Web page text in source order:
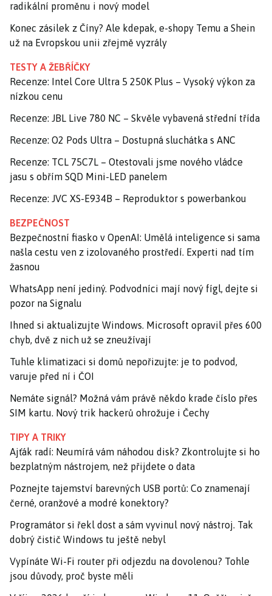
radikální proměnu i nový model
Konec zásilek z Číny? Ale kdepak, e-shopy Temu a Shein
už na Evropskou unii zřejmě vyzrály
TESTY A ŽEBŘÍČKY
Recenze: Intel Core Ultra 5 250K Plus – Vysoký výkon za
nízkou cenu
Recenze: JBL Live 780 NC – Skvěle vybavená střední třída
Recenze: O2 Pods Ultra – Dostupná sluchátka s ANC
Recenze: TCL 75C7L – Otestovali jsme nového vládce
jasu s obřím SQD Mini-LED panelem
Recenze: JVC XS-E934B – Reproduktor s powerbankou
BEZPEČNOST
Bezpečnostní fiasko v OpenAI: Umělá inteligence si sama
našla cestu ven z izolovaného prostředí. Experti nad tím
žasnou
WhatsApp není jediný. Podvodníci mají nový fígl, dejte si
pozor na Signalu
Ihned si aktualizujte Windows. Microsoft opravil přes 600
chyb, dvě z nich už se zneužívají
Tuhle klimatizaci si domů nepořizujte: je to podvod,
varuje před ní i ČOI
Nemáte signál? Možná vám právě někdo krade číslo přes
SIM kartu. Nový trik hackerů ohrožuje i Čechy
TIPY A TRIKY
Ajťák radí: Neumírá vám náhodou disk? Zkontrolujte si ho
bezplatným nástrojem, než přijdete o data
Poznejte tajemství barevných USB portů: Co znamenají
černé, oranžové a modré konektory?
Programátor si řekl dost a sám vyvinul nový nástroj. Tak
dobrý čistič Windows tu ještě nebyl
Vypínáte Wi-Fi router při odjezdu na dovolenou? Tohle
jsou důvody, proč byste měli